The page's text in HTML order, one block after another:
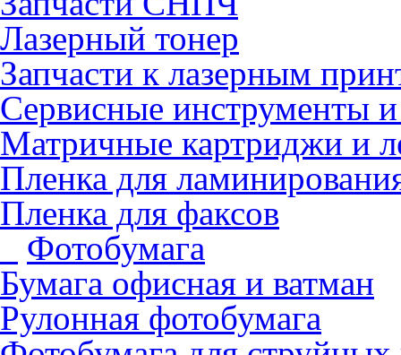
Лазерный тонер
Запчасти к лазерным
Сервисные инструменты
Матричные картриджи и
Пленка для
Пленка для факсов
Фотобумага
Бумага офисная и ватман
Рулонная фотобумага